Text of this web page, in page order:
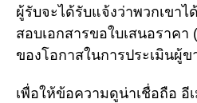
ผู้รับจะได้รับแจ้งว่าพวกเขาไ
สอบเอกสารขอใบเสนอราคา
ของโอกาสในการประเมินผู้
เพื่อให้ข้อความดูน่าเชื่อถือ